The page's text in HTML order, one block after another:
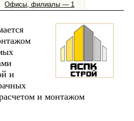
Офисы, филиалы — 1
и
и монтажом